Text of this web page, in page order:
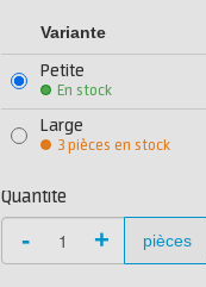
Variante
Petite
En stock
Large
3 pièces en stock
Quantité
- + pièces